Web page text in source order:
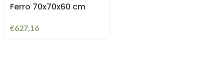
Ferro 70x70x60 cm
€627,16